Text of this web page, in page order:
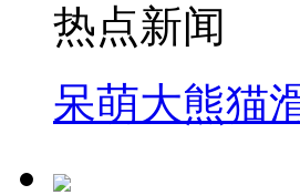
热点新闻
呆萌大熊猫